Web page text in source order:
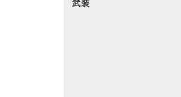
武装